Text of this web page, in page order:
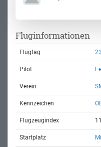
Fluginformationen
Flugtag
Pilot
Verein
Kennzeichen
Flugzeugindex
Startplatz